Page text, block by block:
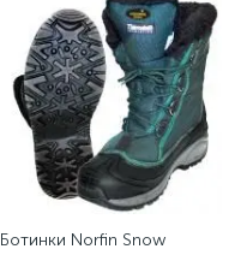
Ботинки Norfin Snow